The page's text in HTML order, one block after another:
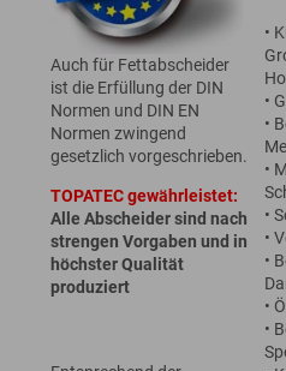
Auch für Fettabscheider
ist die Erfüllung der DIN
Normen und DIN EN
Normen zwingend
gesetzlich vorgeschrieben.
TOPATEC gewährleistet:
Alle Abscheider sind nach
strengen Vorgaben und in
höchster Qualität
produziert
•
•
•
•
•
•
•
•
•